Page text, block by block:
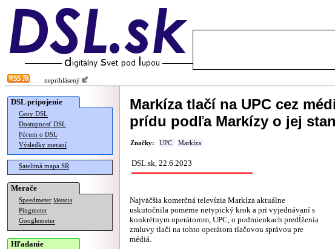
neprihlásený
DSL pripojenie
Ceny DSL
Dostupnosť DSL
Fórum o DSL
Výsledky meraní
Satelitná mapa SR
Merače
Speedmeter Merania
Pingmeter
Googlemeter
Hľadanie
Markíza tlačí na UPC cez
prídu podľa Markízy o jej
Značky: UPC Markíza
DSL.sk, 22.6.2023
Najväčšia komerčná televízia Markíza aktuálne
uskutočnila pomerne netypický krok a pri vyjednávaní s
konkrétnym operátorom, UPC, o podmienkach predĺženia
zmluvy tlačí na tohto operátora tlačovou správou pre
médiá.